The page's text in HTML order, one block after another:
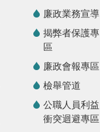
廉政業務宣導
揭弊者保護專
區
廉政會報專區
檢舉管道
公職人員利益
衝突迴避專區